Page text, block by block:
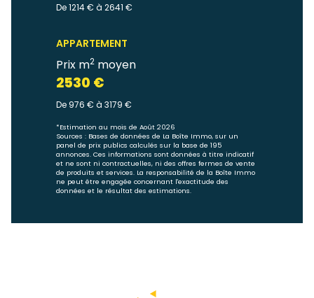
De 1214 € à 2641 €
APPARTEMENT
Prix m2 moyen
2530 €
De 976 € à 3179 €
*Estimation au mois de Août 2026
Sources : Bases de données de La Boîte Immo, sur un
panel de prix publics calculés sur la base de 195
annonces. Ces informations sont données à titre indicatif
et ne sont ni contractuelles, ni des offres fermes de vente
de produits et services. La responsabilité de la Boîte Immo
ne peut être engagée concernant l'exactitude des
données et le résultat des estimations.